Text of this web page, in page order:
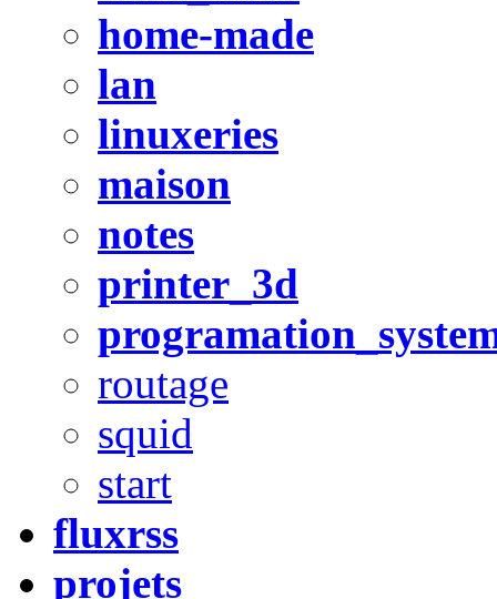
home-made
lan
linuxeries
maison
notes
printer_3d
routage
squid
start
fluxrss
projets